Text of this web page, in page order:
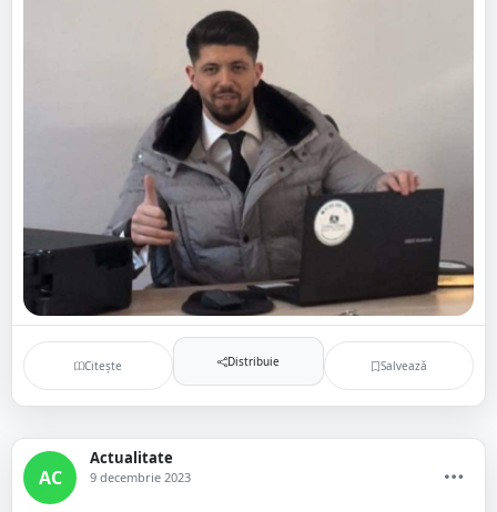
Citește Distribuie Salvează
AC
Actualitate
9 decembrie 2023